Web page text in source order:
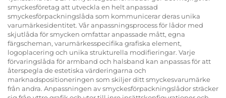
smyckesföretag att utveckla en helt anpassad
smyckesförpackningslåda som kommunicerar deras unika
varumärkesidentitet. Vår anpassningsprocess för lådor med
skjutlåda för smycken omfattar anpassade mått, egna
färgscheman, varumärkesspecifika grafiska element,
logoplacering och unika strukturella modifieringar. Varje
förvaringslåda för armband och halsband kan anpassas för att
återspegla de estetiska värderingarna och
marknadspositioneringen som skiljer ditt smyckesvarumärke
från andra. Anpassningen av smyckesförpackningslådor sträcker